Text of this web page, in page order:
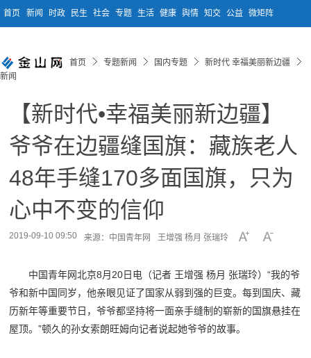
首页 新闻 时政 民生 社会 专题 生活 健康 舆情 知交 公益 微矩阵
首页 专题新闻 国内专题
新时代 幸福美丽新边疆
新闻
【新时代•幸福美丽新边疆】
爷爷在边疆缝国旗：藏族老人
48年手缝170多面国旗，只为
心中不变的信仰
2019-09-10 09:50 来源：中国青年网 王增强 杨月 张瑞玲
中国青年网北京8月20日电（记者 王增强 杨月 张瑞玲）“我的爷
爷和新中国同岁，他亲眼见证了国家从弱到强的巨变。每到国庆、藏
历新年等重要节日，爷爷都坚持将一面亲手缝制的崭新的国旗悬挂在
屋顶。”顿久的孙女索朗旺姆向记者说起她爷爷的故事。